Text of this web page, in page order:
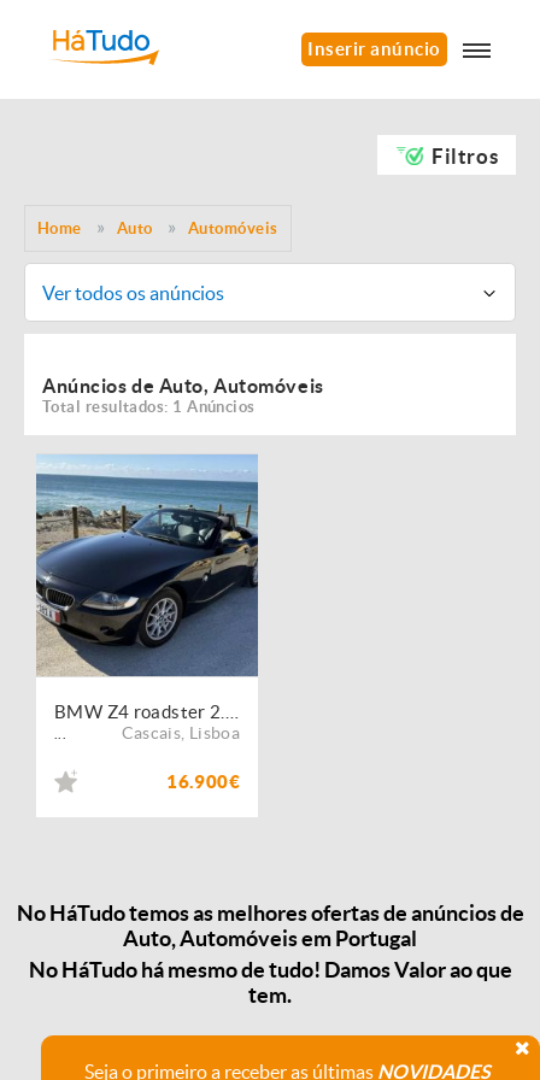
Inserir anúncio
Filtros
Home Auto Automóveis
Ver todos os anúncios
Anúncios de Auto, Automóveis
Total resultados: 1 Anúncios
Cascais Lisboa
16.900€
No HáTudo temos as melhores ofertas de anúncios de
Auto, Automóveis em Portugal
No HáTudo há mesmo de tudo! Damos Valor ao que
tem.
Seja o primeiro a receber as últimas NOVIDADES